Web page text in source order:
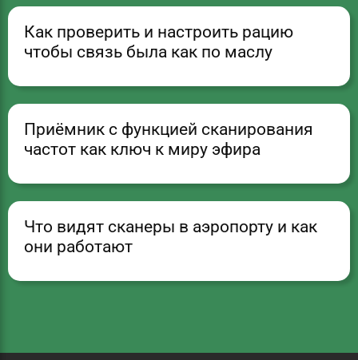
Как проверить и настроить рацию
чтобы связь была как по маслу
Приёмник с функцией сканирования
частот как ключ к миру эфира
Что видят сканеры в аэропорту и как
они работают